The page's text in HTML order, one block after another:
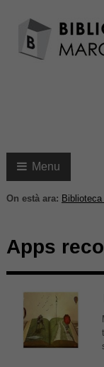
Menu
On està ara:
Apps